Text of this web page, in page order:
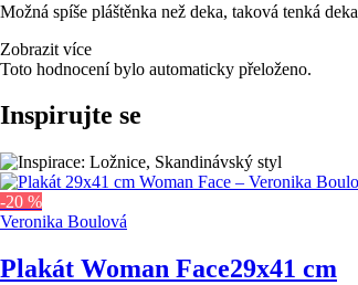
Možná spíše pláštěnka než deka, taková tenká
Zobrazit více
Toto hodnocení bylo automaticky přeloženo.
Inspirujte se
-20 %
Veronika Boulová
Plakát Woman Face29x41 cm